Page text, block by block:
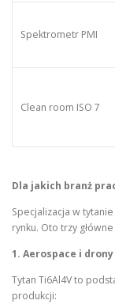
Spektrometr PMI
Clean room ISO 7
Dla jakich branż
Specjalizacja w
rynku. Oto trzy
1. Aerospace i drony
Tytan Ti6Al4V to
produkcji: